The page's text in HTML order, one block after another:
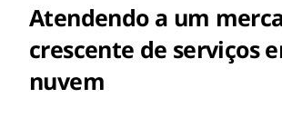
Atendendo a um
crescente de serviços
nuvem